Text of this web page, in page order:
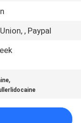
, Paypal
,